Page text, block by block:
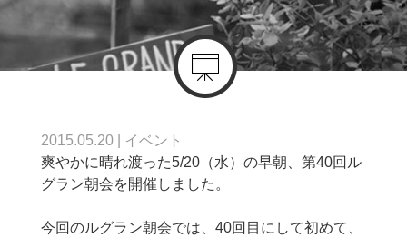
2015.05.20| イベント
爽やかに晴れ渡った5/20（水）の早朝、第40回ル
グラン朝会を開催しました。
今回のルグラン朝会では、40回目にして初めて、